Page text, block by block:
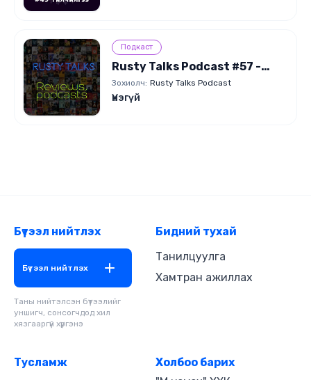
Подкаст
Rusty Talks Podcast #57 -
LotR TV Series, Marvel
casting, trailers
Зохиолч: Rusty Talks Podcast
Үнэгүй
Бүтээл нийтлэх
Бүтээл нийтлэх
Таны нийтэлсэн бүтээлийг
уншигч, сонсогчдод хил
хязгааргүй хүргэнэ
Бидний тухай
Танилцуулга
Хамтран ажиллах
Тусламж
Холбоо барих